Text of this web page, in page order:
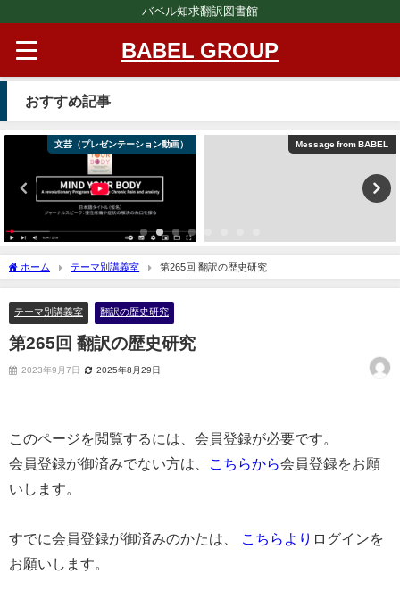
バベル知求翻訳図書館
BABEL GROUP
おすすめ記事
文芸（プレゼンテーション動画） Message from BABEL
ホーム テーマ別講義室 第265回 翻訳の歴史研究
テーマ別講義室 翻訳の歴史研究
第265回 翻訳の歴史研究
2023年9月7日 2025年8月29日
このページを閲覧するには、会員登録が必要です。
会員登録が御済みでない方は、
こちらから会員登録をお願
いします。
すでに会員登録が御済みのかたは、 こちらより ログインを
お願いします。